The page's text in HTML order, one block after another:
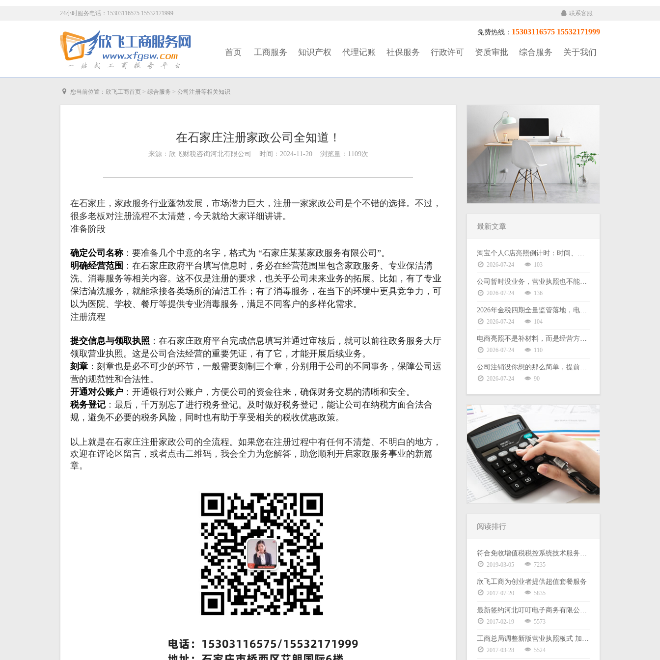
24小时服务电话：15303116575 15532171999 联系客服
首页 工商服务 知识产权 代理记账 社保服务 行政许可 资质审批 综合服务 关于我们
免费热线： 15303116575 15532171999
您当前位置： 欣飞工商首页 > 综合服务 > 公司注册等相关知识
在石家庄注册家政公司全知道！
来源：欣飞财税咨询河北有限公司 时间：2024-11-20 浏览量：1109次
在石家庄，家政服务行业蓬勃发展，市场潜力巨大，注册一家家政公司是个不错的选择。不过，
很多老板对注册流程不太清楚，今天就给大家详细讲讲。
准备阶段
确定公司名称：要准备几个中意的名字，格式为 “石家庄某某家政服务有限公司”。
明确经营范围 ：在石家庄政府平台填写信息时，务必在经营范围里包含家政服务、专业保洁清
洗、消毒服务等相关内容。这不仅是注册的要求，也关乎公司未来业务的拓展。比如，有了专业
保洁清洗服务，就能承接各类场所的清洁工作；有了消毒服务，在当下的环境中更具竞争力，可
以为医院、学校、餐厅等提供专业消毒服务，满足不同客户的多样化需求。
注册流程
提交信息与领取执照 ：在石家庄政府平台完成信息填写并通过审核后，就可以前往政务服务大厅
领取营业执照。这是公司合法经营的重要凭证，有了它，才能开展后续业务。
刻章 ：刻章也是必不可少的环节，一般需要刻制三个章，分别用于公司的不同事务，保障公司运
营的规范性和合法性。
开通对公账户 ：开通银行对公账户，方便公司的资金往来，确保财务交易的清晰和安全。
税务登记 ：最后，千万别忘了进行税务登记。及时做好税务登记，能让公司在纳税方面合法合
规，避免不必要的税务风险，同时也有助于享受相关的税收优惠政策。
以上就是在石家庄注册家政公司的全流程。如果您在注册过程中有任何不清楚、不明白的地方，
欢迎在评论区留言，或者点击二维码，我会全力为您解答，助您顺利开启家政服务事业的新篇
章。
最新文章
淘宝个人C店亮照倒计时：时间、后果、缺票难题一次说清
2026-07-24 103
公司暂时没业务，营业执照也不能放着不管
2026-07-24 136
2026年金税四期全量监管落地，电商财税合规没有侥幸空间
2026-07-24 104
电商亮照不是补材料，而是经营方式的选择
2026-07-24 110
公司注销没你想的那么简单，提前了解这些能少走弯路
2026-07-24 90
阅读排行
2019-03-05 7235
欣飞工商为创业者提供超值套餐服务
2017-07-20 5835
2017-02-19 5573
2017-03-28 5524